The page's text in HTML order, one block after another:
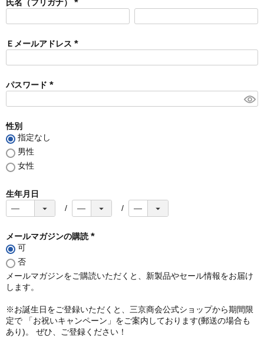
氏名（フリガナ）
必
Ｅメールアドレス
必
パスワード
必
性別
指定なし
男性
女性
生年月日
メールマガジンの購読
須
)
可
否
メールマガジンをご購読いただくと、新製品やセール情報をお届け
します。
※お誕生日をご登録いただくと、三京商会公式ショップから期間限
定で 「お祝いキャンペーン」をご案内しております(郵送の場合も
あり)。 ぜひ、ご登録ください！